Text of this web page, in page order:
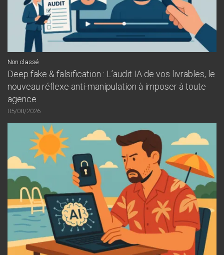
Non classé
Deep fake & falsification : L’audit IA de vos livrables, le
nouveau réflexe anti-manipulation à imposer à toute
agence
05/08/2026